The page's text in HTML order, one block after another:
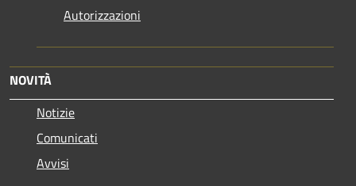
Autorizzazioni
NOVITÀ
Notizie
Comunicati
Avvisi